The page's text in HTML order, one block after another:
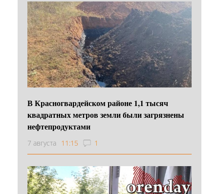
В Красногвардейском районе 1,1 тысяч
квадратных метров земли были загрязнены
нефтепродуктами
7 августа 11:15 1